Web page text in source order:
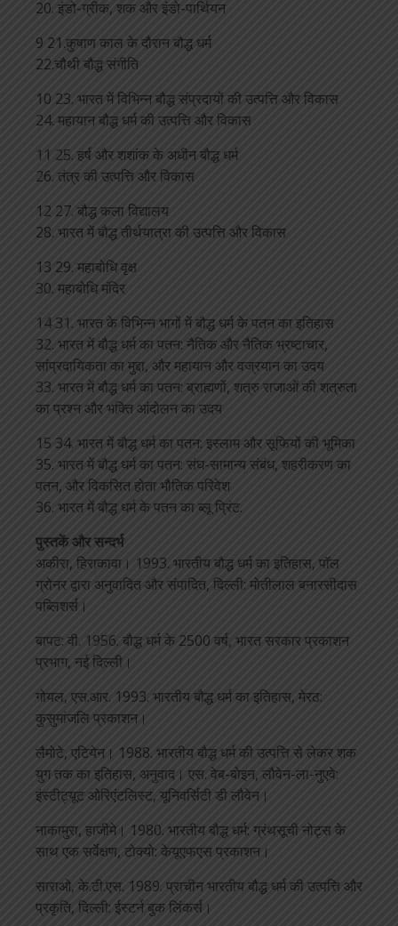
20. इंडो-ग्रीक, शक और इंडो-पार्थियन
9 21.कुषाण काल के दौरान बौद्ध धर्म
22.चौथी बौद्ध संगीति
10 23. भारत में विभिन्न बौद्ध संप्रदायों की उत्पत्ति और विकास
24. महायान बौद्ध धर्म की उत्पत्ति और विकास
11 25. हर्ष और शशांक के अधीन बौद्ध धर्म
26. तंत्र की उत्पत्ति और विकास
12 27. बौद्ध कला विद्यालय
28. भारत में बौद्ध तीर्थयात्रा की उत्पत्ति और विकास
13 29. महाबोधि वृक्ष
30. महाबोधि मंदिर
14 31. भारत के विभिन्न भागों में बौद्ध धर्म के पतन का इतिहास
32. भारत में बौद्ध धर्म का पतन: नैतिक और नैतिक भ्रष्टाचार,
सांप्रदायिकता का मुद्दा, और महायान और वज्रयान का उदय
33. भारत में बौद्ध धर्म का पतन: ब्राह्मणों, शत्रु राजाओं की शत्रुता
का प्रश्न और भक्ति आंदोलन का उदय
15 34. भारत में बौद्ध धर्म का पतन: इस्लाम और सूफियों की भूमिका
35. भारत में बौद्ध धर्म का पतन: संघ-सामान्य संबंध, शहरीकरण का
पतन, और विकसित होता भौतिक परिवेश
36. भारत में बौद्ध धर्म के पतन का ब्लू प्रिंट.
पुस्तकें और सन्दर्भ
अकीरा, हिराकावा। 1993. भारतीय बौद्ध धर्म का इतिहास, पॉल
ग्रोनर द्वारा अनुवादित और संपादित, दिल्ली: मोतीलाल बनारसीदास
पब्लिशर्स।
बापट: वी. 1956. बौद्ध धर्म के 2500 वर्ष, भारत सरकार प्रकाशन
प्रभाग, नई दिल्ली।
गोयल, एस.आर. 1993. भारतीय बौद्ध धर्म का इतिहास, मेरठ:
कुसुमांजलि प्रकाशन।
लैमोटे, एटियेन। 1988. भारतीय बौद्ध धर्म की उत्पत्ति से लेकर शक
युग तक का इतिहास, अनुवाद। एस. वेब-बोइन, लौवेन-ला-नुएवे:
इंस्टीट्यूट ओरिएंटलिस्ट, यूनिवर्सिटी डी लौवेन।
नाकामुरा, हाजीमे। 1980. भारतीय बौद्ध धर्म: ग्रंथसूची नोट्स के
साथ एक सर्वेक्षण, टोक्यो: केयूएफएस प्रकाशन।
साराओ, के.टी.एस. 1989. प्राचीन भारतीय बौद्ध धर्म की उत्पत्ति और
प्रकृति, दिल्ली: ईस्टर्न बुक लिंकर्स।